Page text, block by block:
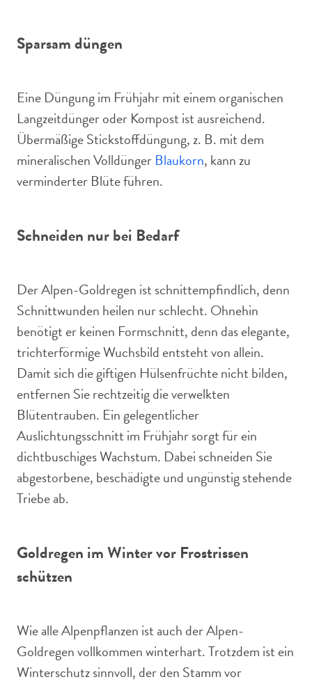
Sparsam düngen
Eine Düngung im Frühjahr mit einem organischen
Langzeitdünger oder Kompost ist ausreichend.
Übermäßige Stickstoffdüngung, z. B. mit dem
mineralischen Volldünger Blaukorn, kann zu
verminderter Blüte führen.
Schneiden nur bei Bedarf
Der Alpen-Goldregen ist schnittempfindlich, denn
Schnittwunden heilen nur schlecht. Ohnehin
benötigt er keinen Formschnitt, denn das elegante,
trichterförmige Wuchsbild entsteht von allein.
Damit sich die giftigen Hülsenfrüchte nicht bilden,
entfernen Sie rechtzeitig die verwelkten
Blütentrauben. Ein gelegentlicher
Auslichtungsschnitt im Frühjahr sorgt für ein
dichtbuschiges Wachstum. Dabei schneiden Sie
abgestorbene, beschädigte und ungünstig stehende
Triebe ab.
Goldregen im Winter vor Frostrissen
schützen
Wie alle Alpenpflanzen ist auch der Alpen-
Goldregen vollkommen winterhart. Trotzdem ist ein
Winterschutz sinnvoll, der den Stamm vor